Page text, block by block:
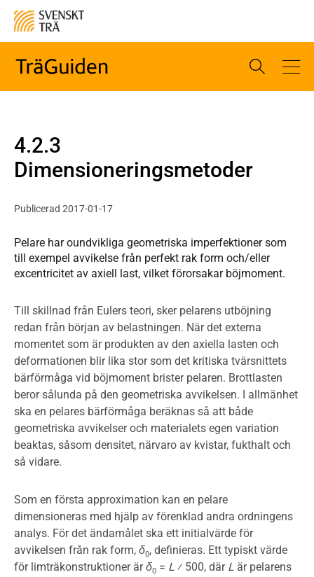
4.2.3
Dimensioneringsmetoder
Publicerad 2017-01-17
Pelare har oundvikliga geometriska imperfektioner som
till exempel avvikelse från perfekt rak form och/eller
excentricitet av axiell last, vilket förorsakar böjmoment.
Till skillnad från Eulers teori, sker pelarens utböjning
redan från början av belastningen. När det externa
momentet som är produkten av den axiella lasten och
deformationen blir lika stor som det kritiska tvärsnittets
bärförmåga vid böjmoment brister pelaren. Brottlasten
beror sålunda på den geometriska avvikelsen. I allmänhet
ska en pelares bärförmåga beräknas så att både
geometriska avvikelser och materialets egen variation
beaktas, såsom densitet, närvaro av kvistar, fukthalt och
så vidare.
Som en första approximation kan en pelare
dimensioneras med hjälp av förenklad andra ordningens
analys. För det ändamålet ska ett initialvärde för
avvikelsen från rak form, δ0, definieras. Ett typiskt värde
för limträkonstruktioner ärδ0 = L ⁄ 500, där L är pelarens